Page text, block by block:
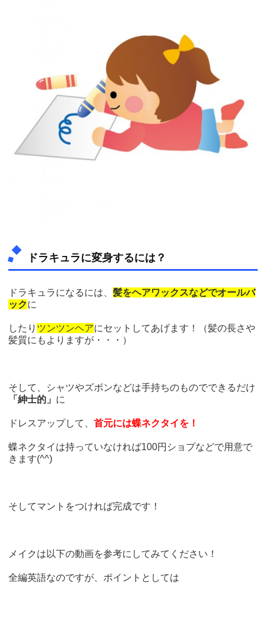
ドラキュラに変身するには？
ドラキュラになるには、髪をヘアワックスなどでオールバ
ックに
したり ツンツンヘアにセットしてあげます！（髪の長さや
髪質にもよりますが・・・）
そして、シャツやズボンなどは手持ちのものでできるだけ
「紳士的」 に
ドレスアップして、首元には蝶ネクタイを！
蝶ネクタイは持っていなければ100円ショプなどで用意で
きます(^^)
そしてマントをつければ完成です！
メイクは以下の動画を参考にしてみてください！
全編英語なのですが、ポイントとしては